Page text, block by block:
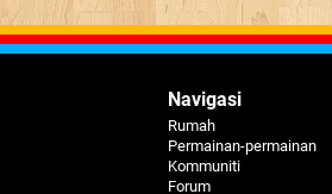
Navigasi
Rumah
Permainan-permainan
Kommuniti
Forum